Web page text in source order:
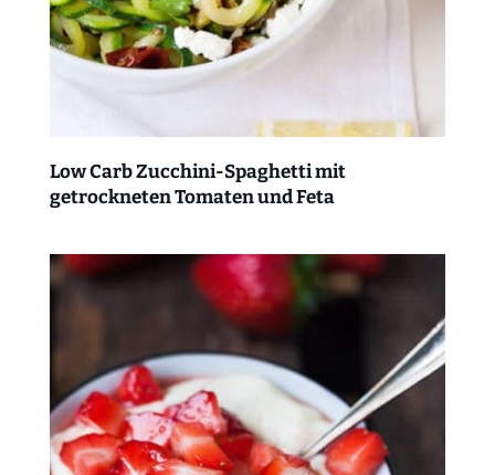
Low Carb Zucchini-Spaghetti mit
getrockneten Tomaten und Feta